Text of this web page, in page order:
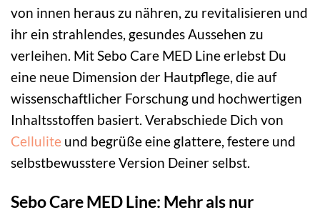
von innen heraus zu nähren, zu revitalisieren und
ihr ein strahlendes, gesundes Aussehen zu
verleihen. Mit Sebo Care MED Line erlebst Du
eine neue Dimension der Hautpflege, die auf
wissenschaftlicher Forschung und hochwertigen
Inhaltsstoffen basiert. Verabschiede Dich von
Cellulite und begrüße eine glattere, festere und
selbstbewusstere Version Deiner selbst.
Sebo Care MED Line: Mehr als nur